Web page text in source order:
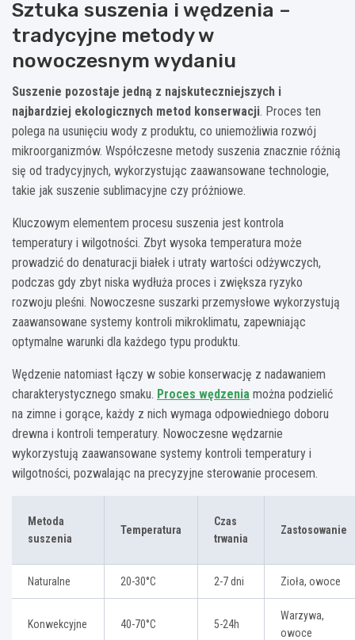
Sztuka suszenia i wędzenia –
tradycyjne metody w
nowoczesnym wydaniu
Suszenie pozostaje jedną z najskuteczniejszych i
najbardziej ekologicznych metod konserwacji. Proces ten
polega na usunięciu wody z produktu, co uniemożliwia rozwój
mikroorganizmów. Współczesne metody suszenia znacznie różnią
się od tradycyjnych, wykorzystując zaawansowane technologie,
takie jak suszenie sublimacyjne czy próżniowe.
Kluczowym elementem procesu suszenia jest kontrola
temperatury i wilgotności. Zbyt wysoka temperatura może
prowadzić do denaturacji białek i utraty wartości odżywczych,
podczas gdy zbyt niska wydłuża proces i zwiększa ryzyko
rozwoju pleśni. Nowoczesne suszarki przemysłowe wykorzystują
zaawansowane systemy kontroli mikroklimatu, zapewniając
optymalne warunki dla każdego typu produktu.
Wędzenie natomiast łączy w sobie konserwację z nadawaniem
charakterystycznego smaku. Proces wędzenia można podzielić
na zimne i gorące, każdy z nich wymaga odpowiedniego doboru
drewna i kontroli temperatury. Nowoczesne wędzarnie
wykorzystują zaawansowane systemy kontroli temperatury i
wilgotności, pozwalając na precyzyjne sterowanie procesem.
Metoda
suszenia
Temperatura
Czas
trwania
Zastosowanie
Naturalne 20-30°C 2-7 dni Zioła, owoce
Konwekcyjne 40-70°C 5-24h
Warzywa,
owoce